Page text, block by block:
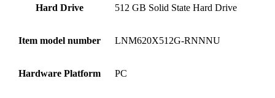
Hard Drive ‎512 GB Solid State Hard Drive
Item model number ‎LNM620X512G-RNNNU
Hardware Platform ‎PC